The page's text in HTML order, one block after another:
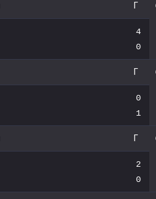
Г
4
0
Г
0
1
Г
2
0